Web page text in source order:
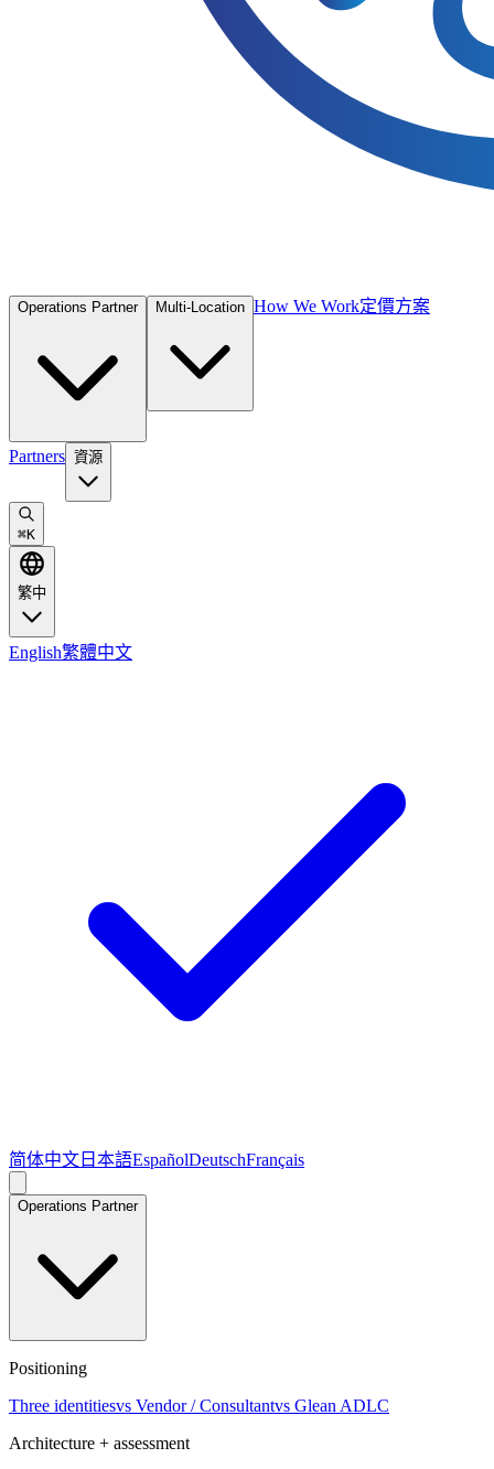
Operations Partner Multi-Location How We Work定價方案
Partners 資源
⌘K
繁中
English繁體中文
简体中文 日本語EspañolDeutschFrançais
Operations Partner
Positioning
Three identitiesvs Vendor / Consultantvs Glean ADLC
Architecture + assessment